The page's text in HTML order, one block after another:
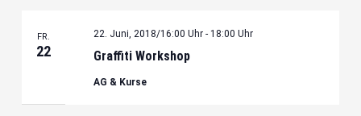
FR.
22 Graffiti Workshop
22. Juni, 2018/16:00 Uhr- 18:00 Uhr
AG & Kurse